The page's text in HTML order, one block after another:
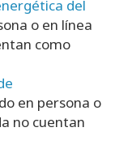
del
o en línea
como
en persona o
no cuentan